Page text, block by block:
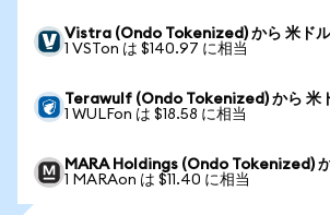
Vistra (Ondo Tokenized) から 米ドル
1 VSTon は $140.97 に相当
Terawulf (Ondo Tokenized) から 米
1 WULFon は $18.58 に相当
MARA Holdings (Ondo Tokenized)
1 MARAon は $11.40 に相当